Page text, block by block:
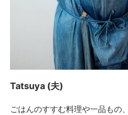
Tatsuya (夫)
ごはんのすすむ料理や一品もの